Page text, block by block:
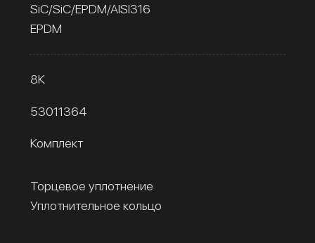
SiC/SiC/EPDM/AISI316
EPDM
8К
53011364
Комплект
Торцевое уплотнение
Уплотнительное кольцо